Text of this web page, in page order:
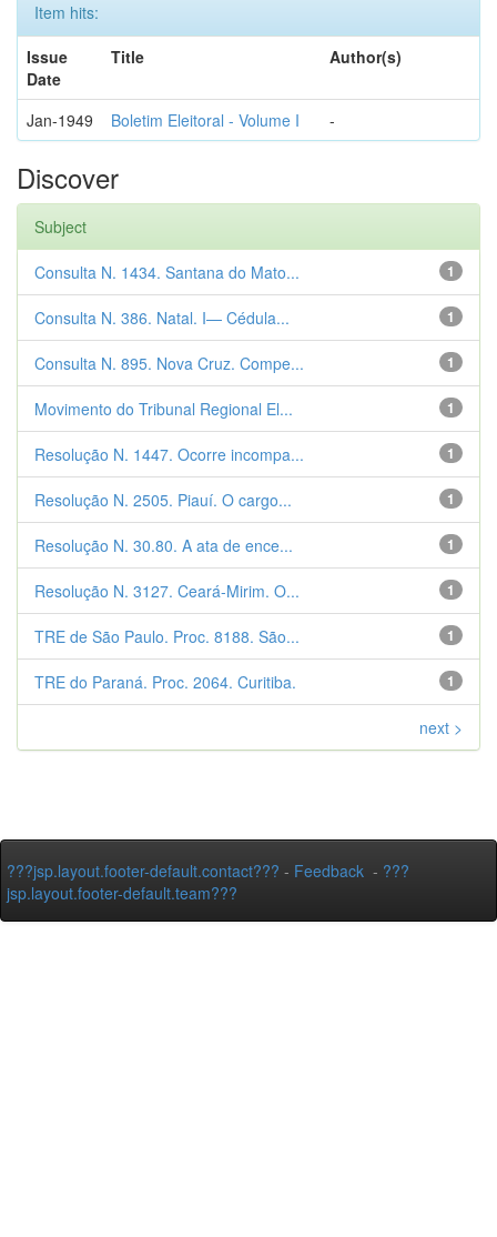
Item hits:
Issue
Date
Title Author(s)
Jan-1949 Boletim Eleitoral - Volume I -
Discover
Subject
1
Consulta N. 1434. Santana do Mato...
1
Consulta N. 386. Natal. I— Cédula...
1
Consulta N. 895. Nova Cruz. Compe...
1
Movimento do Tribunal Regional El...
1
Resolução N. 1447. Ocorre incompa...
1
Resolução N. 2505. Piauí. O cargo...
1
Resolução N. 30.80. A ata de ence...
1
Resolução N. 3127. Ceará-Mirim. O...
1
TRE de São Paulo. Proc. 8188. São...
1
TRE do Paraná. Proc. 2064. Curitiba.
next >
???jsp.layout.footer-default.contact??? - Feedback - ???
jsp.layout.footer-default.team???